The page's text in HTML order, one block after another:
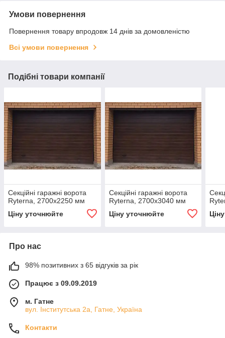
Умови повернення
Повернення товару впродовж 14 днів за домовленістю
Всі умови повернення
Подібні товари компанії
Секційні гаражні ворота
Ryterna, 2700х2250 мм
Ціну уточнюйте
Секційні гаражні ворота
Ryterna, 2700х3040 мм
Ціну уточнюйте
Про нас
98% позитивних з 65 відгуків за рік
Працює з 09.09.2019
м. Гатне
вул. Інститутська 2а, Гатне, Україна
Контакти